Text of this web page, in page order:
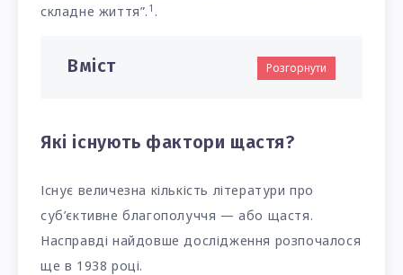
складне життя”. 1 .
Вміст Розгорнути
Які існують фактори щастя?
Існує величезна кількість літератури про
суб’єктивне благополуччя — або щастя.
Насправді найдовше дослідження розпочалося
ще в 1938 році.